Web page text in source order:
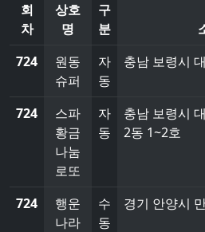
회
차
상호
명
구
분
724
원동
슈퍼
자
동
충남 보령시
724
스파
황금
나눔
로또
자
동
충남 보령시
2동 1~2호
724
행운
나라
수
동
경기 안양시